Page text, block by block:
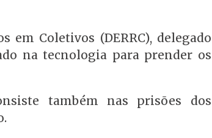
em Coletivos (DERRC), delegado
na tecnologia para prender os
também nas prisões dos